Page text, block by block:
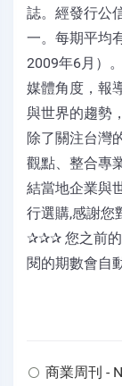
誌。經發行公
一。每期平均
2009年6月）
媒體角度，報
與世界的趨勢
除了關注台灣
觀點、整合專
結當地企業與
行選購,感謝您
✰✰✰ 您之前的
閱的期數會自
商業周刊 -